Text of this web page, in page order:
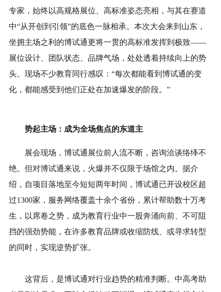
专家，始终以高规格展位、高标准姿态亮相，与其在赛道
中“从开创到引领”的底色一脉相承。本次大会来到山东，
坐拥主场之利的博试通更将一贯的高标准发挥到极致——
展位设计、团队状态、品牌气场，处处透着持续向上的势
头。现场不少教育同行感叹：“每次都能看到博试通的变
化，都能感受到他们正处在加速爆发的阶段。”
势起主场： 成为全场焦点的东道主
展会现场，博试通展位前人流不断，咨询洽谈络绎不
绝。但对博试通来说，火爆并不仅限于场馆之内。据介
绍，自项目落地至今短短两年时间，博试通已开设校区超
过1300家，服务网络覆盖十余个省份，累计帮助数十万考
生，以席卷之势，成为教育行业中一股奔涌向前、不可阻
挡的强劲势能，在许多教育品牌或收缩防线、或寻求转型
的同时，实现逆势扩张。
这背后，是博试通对行业趋势的精准判断。中高考助